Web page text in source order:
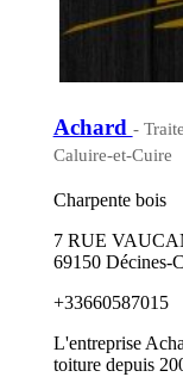
Achard -
Caluire-et-Cuire
Charpente bois
7 RUE
69150 Décines-
+33660587015
L'entreprise
toiture depuis